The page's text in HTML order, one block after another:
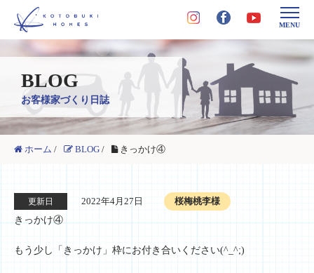
MENU
BLOG
お客様家づくり日誌
ホーム / BLOG / きっかけ④
更新日 2022年4月27日
桜梅桃李様
きっかけ④
もう少し「きっかけ」枠にお付き合いください(^_^;)